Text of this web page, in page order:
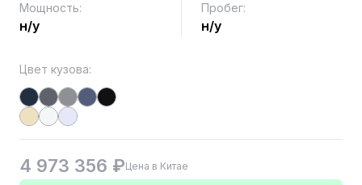
Мощность:
н/у
Пробег:
н/у
Цвет кузова:
4 973 356 ₽Цена в Китае